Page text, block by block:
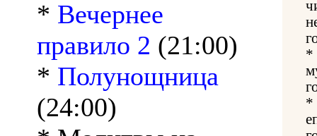
* Вечернее
правило 2 (21:00)
* Полунощница
(24:00)
*
*